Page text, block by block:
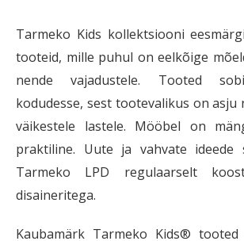
Tarmeko Kids kollektsiooni
tooteid, mille puhul on eelkõige
nende vajadustele. Tooted
kodudesse, sest tootevalikus on asju
väikestele lastele. Mööbel on
praktiline. Uute ja vahvate ideede
Tarmeko LPD regulaarselt
disaineritega.
Kaubamärk Tarmeko Kids®